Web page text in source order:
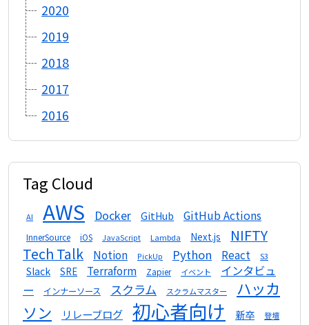
2020
2019
2018
2017
2016
Tag Cloud
AI AWS Docker GitHub GitHub Actions
InnerSource iOS JavaScript Lambda Next.js
NIFTY
Tech Talk
Notion PickUp Python React S3
Slack SRE Terraform Zapier イベント
インタビュ
ー
インナーソース スクラム スクラムマスター
ハッカ
ソン
リレーブログ 初心者向け 新卒 登壇